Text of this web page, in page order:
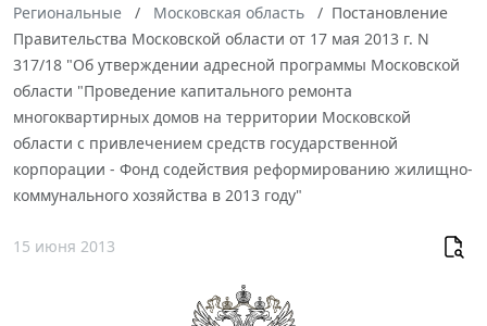
Региональные
Московская область
Постановление
Правительства Московской области от 17 мая 2013 г. N
317/18 "Об утверждении адресной программы Московской
области "Проведение капитального ремонта
многоквартирных домов на территории Московской
области с привлечением средств государственной
корпорации - Фонд содействия реформированию жилищно-
коммунального хозяйства в 2013 году"
15 июня 2013